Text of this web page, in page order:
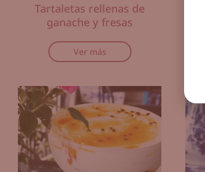
Tartaletas rellenas de
ganache y fresas
Ver más